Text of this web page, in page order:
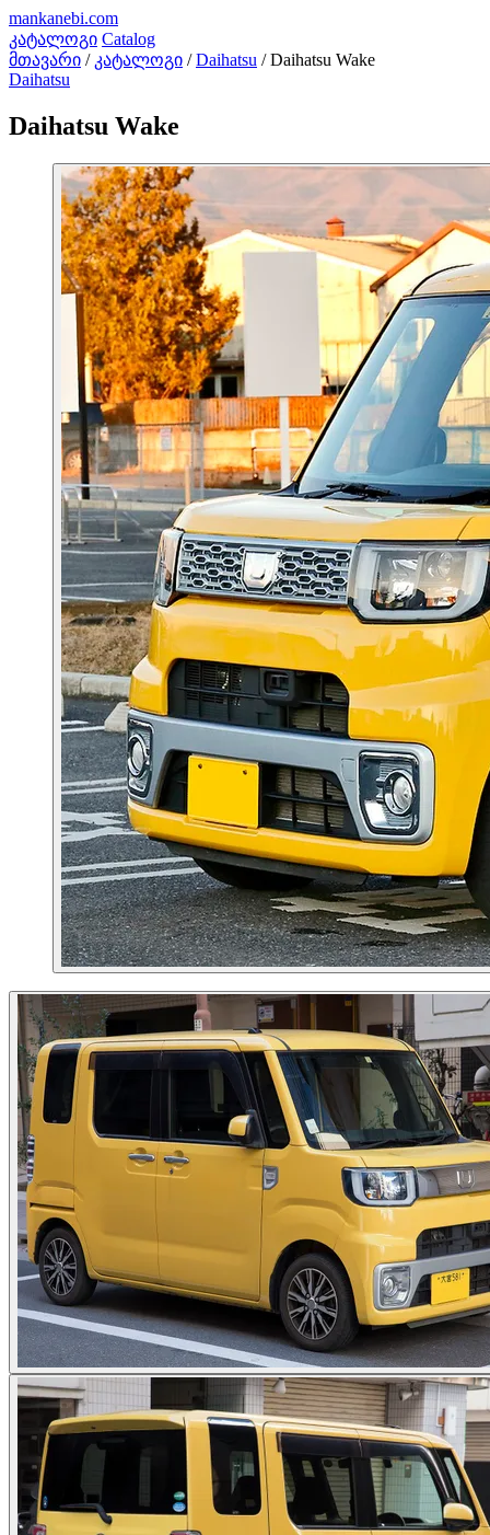
mankanebi.com
კატალოგი Catalog
მთავარი / კატალოგი / Daihatsu / Daihatsu Wake
Daihatsu
Daihatsu Wake